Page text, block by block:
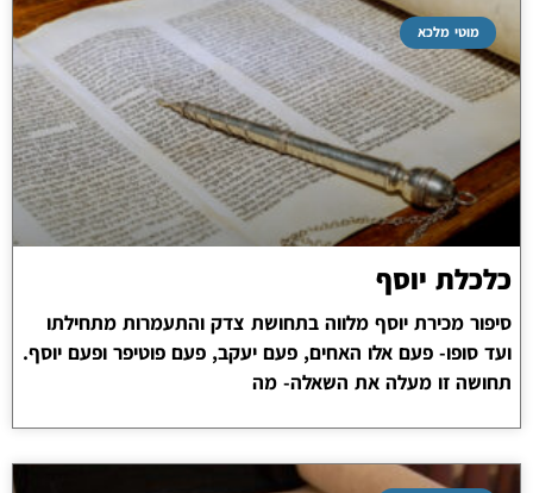
מוטי מלכא
כלכלת יוסף
סיפור מכירת יוסף מלווה בתחושת צדק והתעמרות מתחילתו
ועד סופו- פעם אלו האחים, פעם יעקב, פעם פוטיפר ופעם יוסף.
תחושה זו מעלה את השאלה- מה